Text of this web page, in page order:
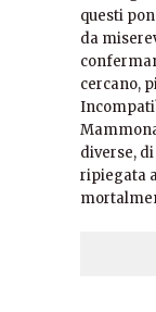
questi
da
cercano,
diverse,
ripiegata